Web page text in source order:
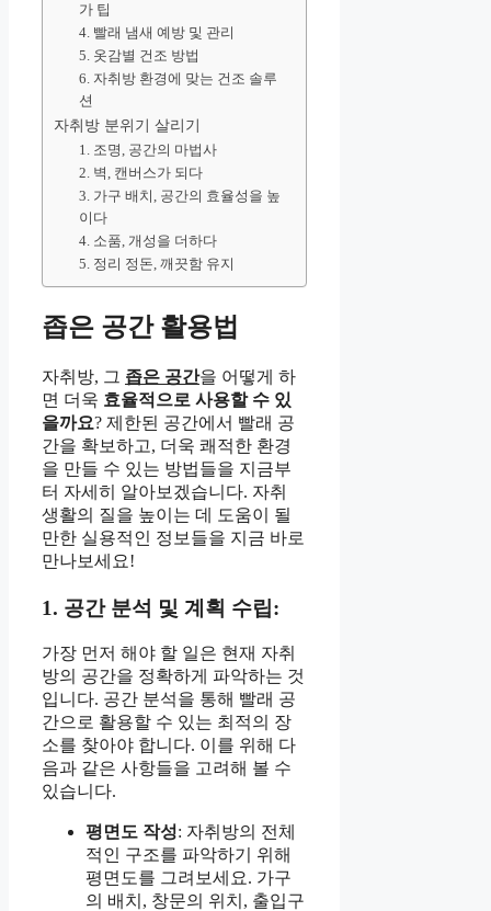
가 팁
4. 빨래 냄새 예방 및 관리
5. 옷감별 건조 방법
6. 자취방 환경에 맞는 건조 솔루
션
자취방 분위기 살리기
1. 조명, 공간의 마법사
2. 벽, 캔버스가 되다
3. 가구 배치, 공간의 효율성을 높
이다
4. 소품, 개성을 더하다
5. 정리 정돈, 깨끗함 유지
좁은 공간 활용법
자취방, 그 좁은 공간을 어떻게 하
면 더욱 효율적으로 사용할 수 있
을까요? 제한된 공간에서 빨래 공
간을 확보하고, 더욱 쾌적한 환경
을 만들 수 있는 방법들을 지금부
터 자세히 알아보겠습니다. 자취
생활의 질을 높이는 데 도움이 될
만한 실용적인 정보들을 지금 바로
만나보세요!
1. 공간 분석 및 계획 수립:
가장 먼저 해야 할 일은 현재 자취
방의 공간을 정확하게 파악하는 것
입니다. 공간 분석을 통해 빨래 공
간으로 활용할 수 있는 최적의 장
소를 찾아야 합니다. 이를 위해 다
음과 같은 사항들을 고려해 볼 수
있습니다.
평면도 작성: 자취방의 전체
적인 구조를 파악하기 위해
평면도를 그려보세요. 가구
의 배치, 창문의 위치, 출입구